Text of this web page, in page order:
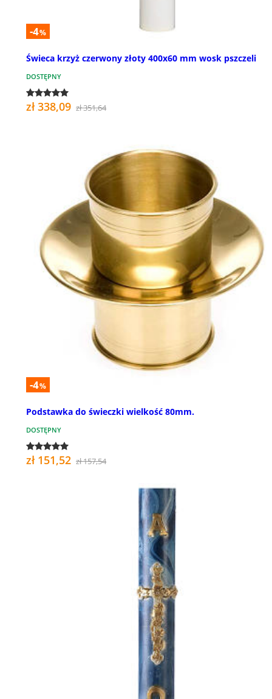
-4%
Świeca krzyż czerwony złoty 400x60 mm wosk pszczeli
DOSTĘPNY
zł 338,09 zł 351,64
-4%
Podstawka do świeczki wielkość 80mm.
DOSTĘPNY
zł 151,52 zł 157,54